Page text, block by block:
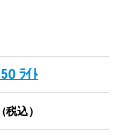
ﾗｲﾄ
（税込）